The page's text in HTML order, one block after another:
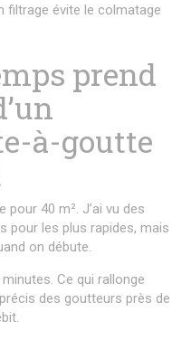
filtrage évite le colmatage
prend
à-goutte
40 m². J’ai vu des
pour les plus rapides, mais
on débute.
Ce qui rallonge
des goutteurs près de